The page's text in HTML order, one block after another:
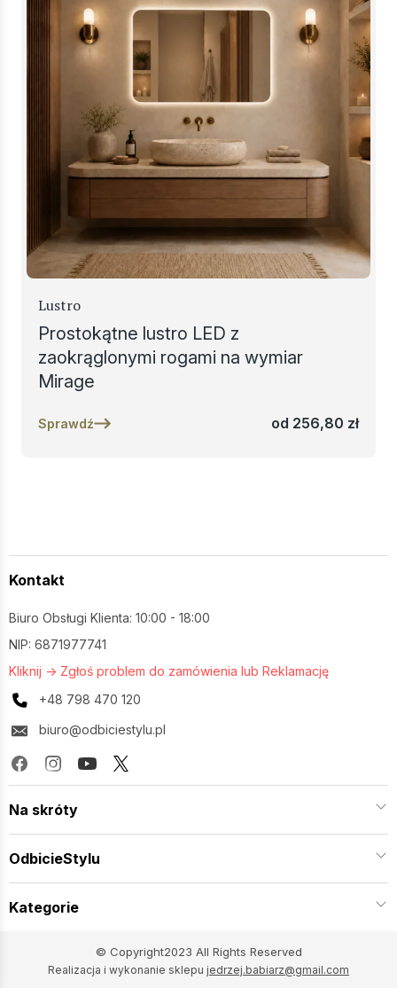
Lustro
Prostokątne lustro LED z
zaokrąglonymi rogami na wymiar
Mirage
Sprawdź od 256,80 zł
Na skróty
OdbicieStylu
Kategorie
Kontakt
Biuro Obsługi Klienta: 10:00 - 18:00
NIP: 6871977741
Kliknij -> Zgłoś problem do zamówienia lub Reklamację
+48 798 470 120
biuro@odbiciestylu.pl
© Copyright2023 All Rights Reserved
Realizacja i wykonanie sklepu jedrzej.babiarz@gmail.com